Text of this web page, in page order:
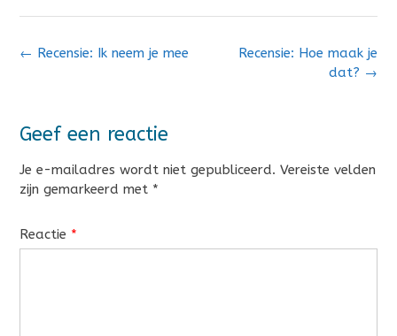
Bericht
Recensie: Hoe maak je
dat? →
← Recensie: Ik neem je mee
Geef een reactie
Je e-mailadres wordt niet gepubliceerd. Vereiste velden
zijn gemarkeerd met *
Reactie *